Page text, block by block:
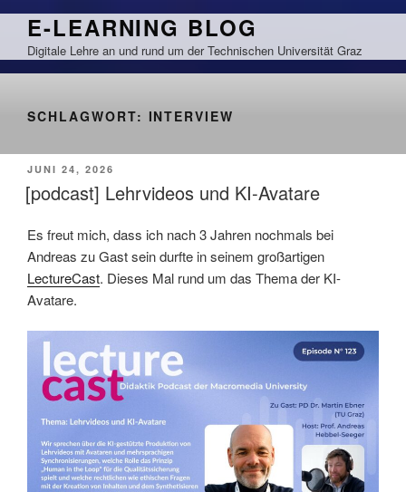
Zum
springen
E-LEARNING BLOG
Digitale Lehre an und rund um der Technischen Universität Graz
SCHLAGWORT: INTERVIEW
VERÖFFENTLICHT
AM
JUNI 24, 2026
[podcast] Lehrvideos und KI-Avatare
Es freut mich, dass ich nach 3 Jahren nochmals bei
Andreas zu Gast sein durfte in seinem großartigen
LectureCast. Dieses Mal rund um das Thema der KI-
Avatare.